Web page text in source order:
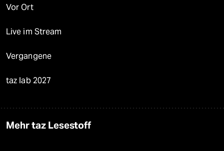
Vor Ort
Live im Stream
Vergangene
taz lab 2027
Mehr taz Lesestoff